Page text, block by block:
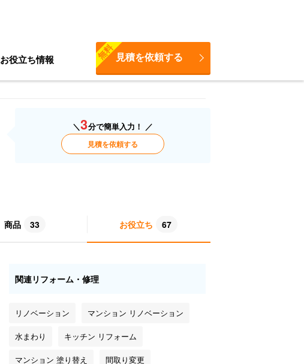
お役立ち情報 見積を依頼する
無料
＼3分で簡単入力！ ／
見積を依頼する
商品 33 お役立ち 67
関連リフォーム・修理
リノベーション マンション リノベーション
水まわり キッチン リフォーム
マンション 塗り替え 間取り変更